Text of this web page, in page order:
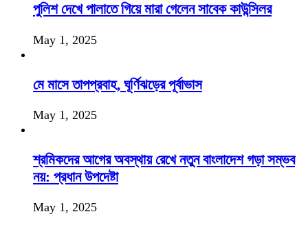
পুলিশ দেখে পালাতে গিয়ে মারা গেলেন সাবেক কাউন্সিলর
May 1, 2025
মে মাসে তাপপ্রবাহ, ঘূর্ণিঝড়ের পূর্বাভাস
May 1, 2025
শ্রমিকদের আগের অবস্থায় রেখে নতুন বাংলাদেশ গড়া সম্ভব
নয়: প্রধান উপদেষ্টা
May 1, 2025